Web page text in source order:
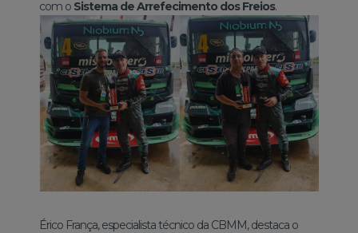
com o Sistema de Arrefecimento dos Freios.
Érico França, especialista técnico da CBMM, destaca o